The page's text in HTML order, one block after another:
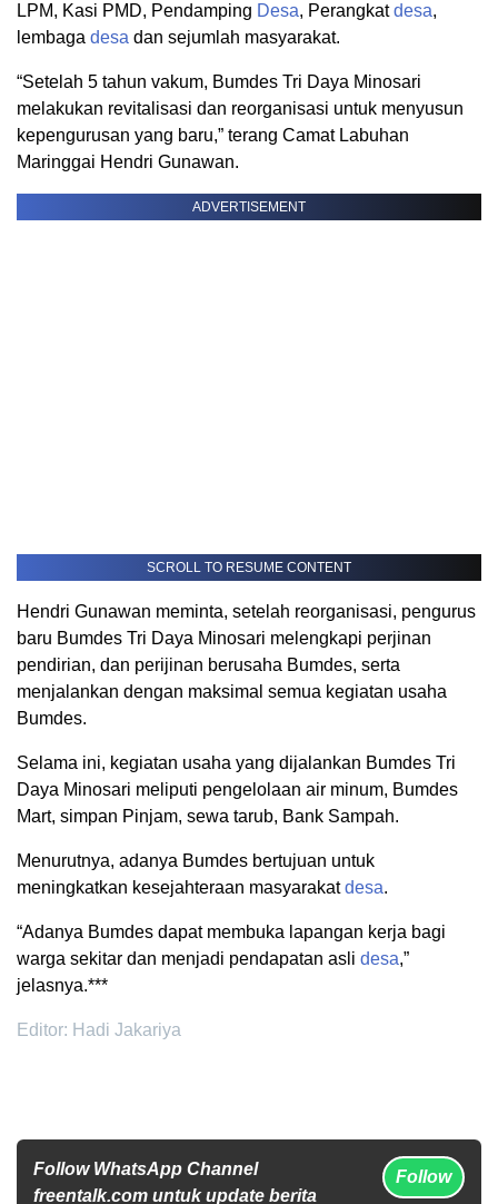
LPM, Kasi PMD, Pendamping Desa, Perangkatdesa,
lembaga desa dan sejumlah masyarakat.
“Setelah 5 tahun vakum, Bumdes Tri Daya Minosari
melakukan revitalisasi dan reorganisasi untuk menyusun
kepengurusan yang baru,” terang Camat Labuhan
Maringgai Hendri Gunawan.
ADVERTISEMENT
SCROLL TO RESUME CONTENT
Hendri Gunawan meminta, setelah reorganisasi, pengurus
baru Bumdes Tri Daya Minosari melengkapi perjinan
pendirian, dan perijinan berusaha Bumdes, serta
menjalankan dengan maksimal semua kegiatan usaha
Bumdes.
Selama ini, kegiatan usaha yang dijalankan Bumdes Tri
Daya Minosari meliputi pengelolaan air minum, Bumdes
Mart, simpan Pinjam, sewa tarub, Bank Sampah.
Menurutnya, adanya Bumdes bertujuan untuk
meningkatkan kesejahteraan masyarakatdesa.
“Adanya Bumdes dapat membuka lapangan kerja bagi
warga sekitar dan menjadi pendapatan asli desa,”
jelasnya.***
Editor: Hadi Jakariya
Follow WhatsApp Channel
freentalk.com untuk update berita
Follow